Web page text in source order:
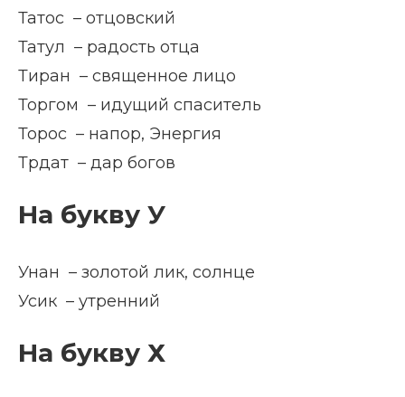
Татос – отцовский
Татул – радость отца
Тиран – священное лицо
Торгом – идущий спаситель
Торос – напор, Энергия
Трдат – дар богов
На букву У
Унан – золотой лик, солнце
Усик – утренний
На букву Х